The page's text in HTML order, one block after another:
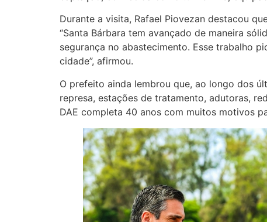
Durante a visita, Rafael Piovezan destacou
“Santa Bárbara tem avançado de maneira
segurança no abastecimento. Esse trabalho
cidade”, afirmou.
O prefeito ainda lembrou que, ao longo dos
represa, estações de tratamento, adutoras,
DAE completa 40 anos com muitos motivos